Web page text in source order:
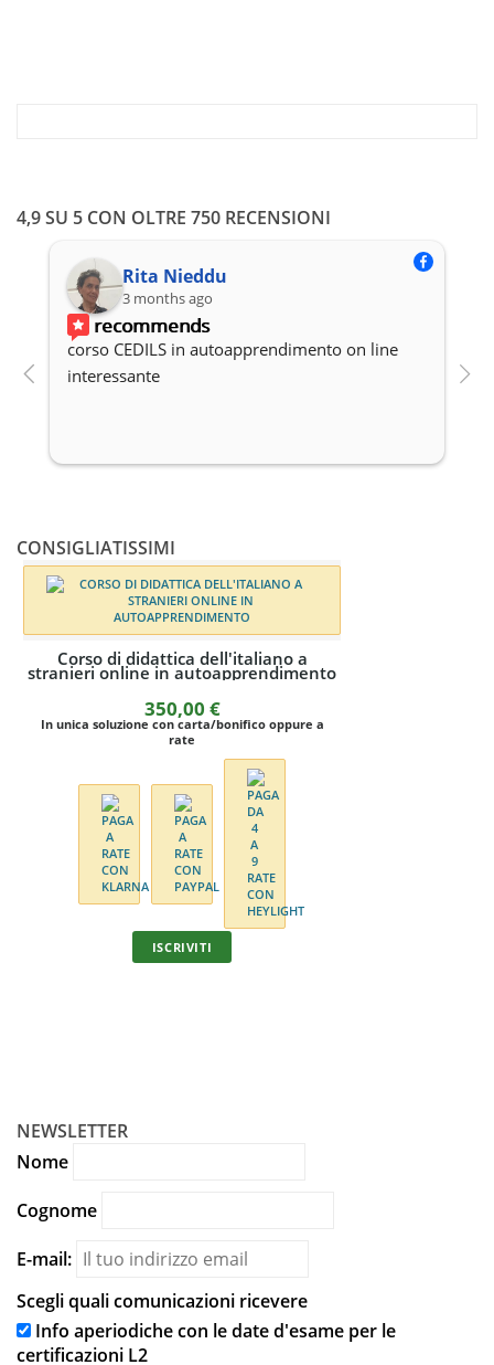
4,9 SU 5 CON OLTRE 750 RECENSIONI
Rita Nieddu
3 months ago
recommends
corso CEDILS in autoapprendimento on line
interessante
CONSIGLIATISSIMI
Corso online di didattica dell'italiano a
stranieri con docente
570,00
In unica soluzione con carta/bonifico oppure a
NEWSLETTER
Nome
Cognome
E-mail:
Scegli quali comunicazioni ricevere
Info aperiodiche con le date d'esame per le
certificazioni L2